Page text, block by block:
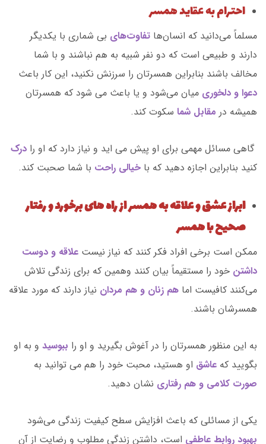
احترام به عقاید همسر
مسلماً می‌دانید که انسان‌ها تفاوت‌های بی شماری با یکدیگر
دارند و طبیعی است که دو نفر شبیه به هم نباشند و با شما
مخالف باشند بنابراین همسرتان را سرزنش نکنید، این کار باعث
دعوا و دلخوری میان می‌شود و یا باعث می شود که همسرتان
همیشه در مقابل شما سکوت کند.
گاهی مسائل مهمی برای او پیش می اید و نیاز دارد که او را درک
کنید بنابراین اجازه دهید که با خیالی راحت با شما صحبت کند.
ابراز عشق و علاقه به همسر از راه های برخورد و رفتار
صحیح با همسر
ممکن است برخی افراد فکر ‌کنند که نیاز نیست علاقه و دوست
داشتن خود را مستقیماً بیان کنند وهمین که برای زندگی تلاش
می‌کنند کافیست اما هم زنان و هم مردان نیاز دارند که مورد علاقه
همسرشان باشند.
به این منظور همسرتان را در آغوش بگیرید و او را ببوسید و به او
بگویید که عاشق او هستید، محبت خود را هم می توانید به
صورت کلامی و هم رفتاری نشان دهید.
یکی از مسائلی که باعث افزایش سطح کیفیت زندگی می‌شود
بهبود روابط عاطفی است، داشتن زندگی مطلوب و رضایت از آن